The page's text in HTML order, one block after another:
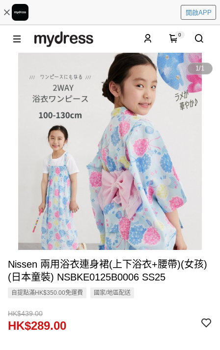
開啟APP
0
1/1
Nissen 兩用浴衣連身裙(上下浴衣+腰帶)(女孩)
(日本童裝) NSBKE0125B0006 SS25
自提點滿HK$350.00免運費 國家/地區配送
HK$439.00
HK$289.00